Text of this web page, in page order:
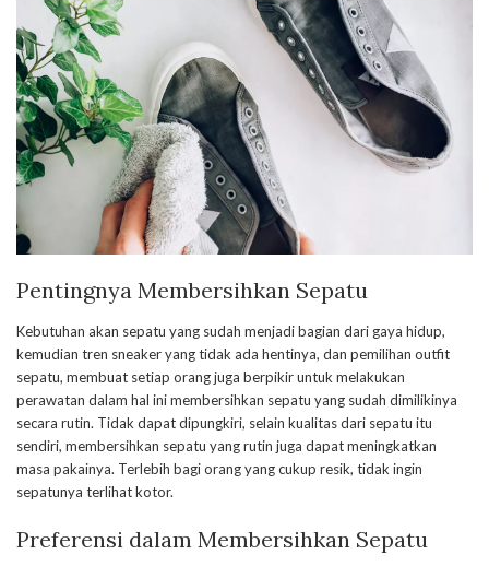
Pentingnya Membersihkan Sepatu
Kebutuhan akan sepatu yang sudah menjadi bagian dari gaya hidup,
kemudian tren sneaker yang tidak ada hentinya, dan pemilihan outfit
sepatu, membuat setiap orang juga berpikir untuk melakukan
perawatan dalam hal ini membersihkan sepatu yang sudah dimilikinya
secara rutin. Tidak dapat dipungkiri, selain kualitas dari sepatu itu
sendiri, membersihkan sepatu yang rutin juga dapat meningkatkan
masa pakainya. Terlebih bagi orang yang cukup resik, tidak ingin
sepatunya terlihat kotor.
Preferensi dalam Membersihkan Sepatu